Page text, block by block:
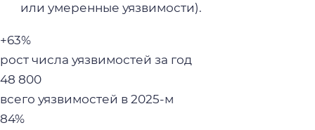
или умеренные уязвимости).
+63%
рост числа уязвимостей за год
48 800
всего уязвимостей в 2025-м
84%